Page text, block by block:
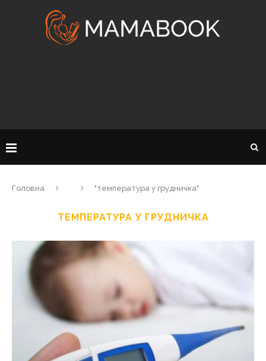
Головна "температура у грудничка"
ТЕМПЕРАТУРА У ГРУДНИЧКА